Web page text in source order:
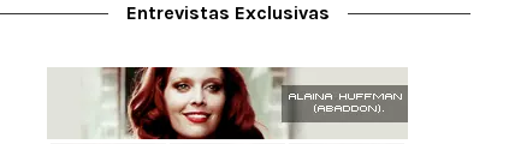
Entrevistas Exclusivas